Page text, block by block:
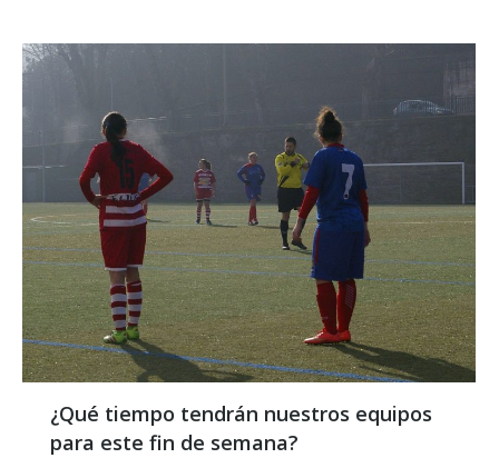
¿Qué tiempo tendrán nuestros equipos
para este fin de semana?